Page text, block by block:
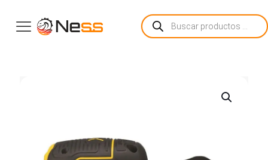
Búsqueda
de
productos